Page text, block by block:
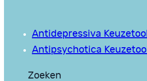
Antidepressiva Keuzetool
Antipsychotica Keuzetool
Zoeken